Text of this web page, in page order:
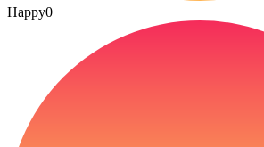
Happy0